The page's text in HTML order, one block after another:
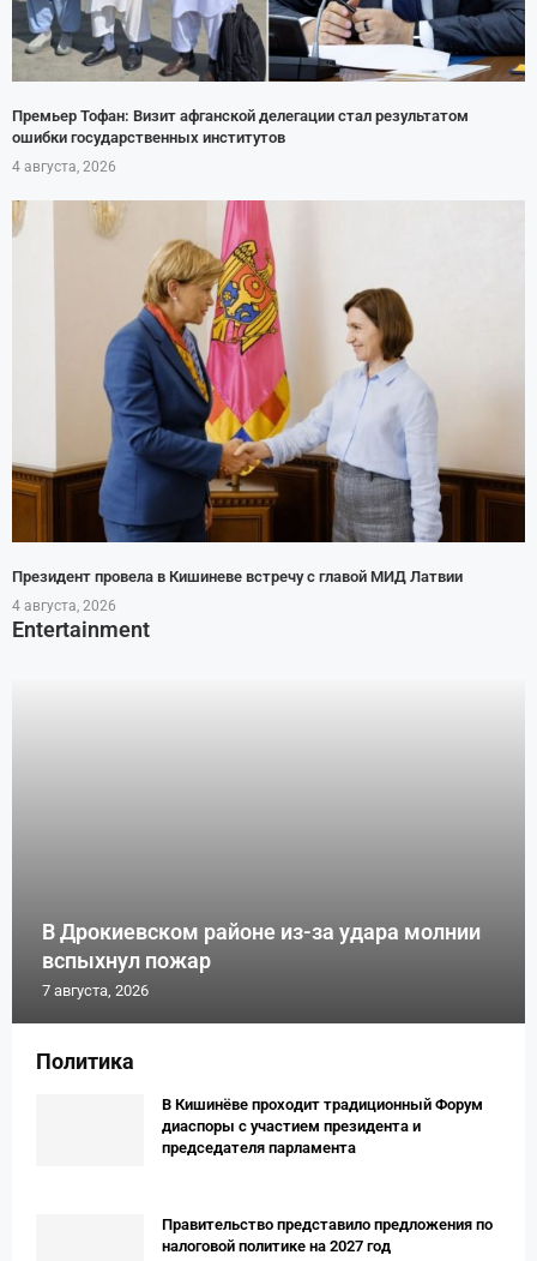
Премьер Тофан: Визит афганской делегации стал результатом
ошибки государственных институтов
4 августа, 2026
Президент провела в Кишиневе встречу с главой МИД Латвии
4 августа, 2026
Entertainment
В Дрокиевском районе из-за удара молнии
вспыхнул пожар
7 августа, 2026
Политика
В Кишинёве проходит традиционный Форум
диаспоры с участием президента и
председателя парламента
Правительство представило предложения по
налоговой политике на 2027 год